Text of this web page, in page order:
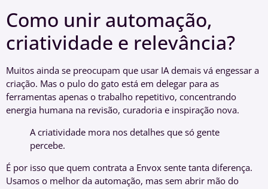
Como unir automação,
criatividade e relevância?
Muitos ainda se preocupam que usar IA demais vá engessar a
criação. Mas o pulo do gato está em delegar para as
ferramentas apenas o trabalho repetitivo, concentrando
energia humana na revisão, curadoria e inspiração nova.
A criatividade mora nos detalhes que só gente
percebe.
É por isso que quem contrata a Envox sente tanta diferença.
Usamos o melhor da automação, mas sem abrir mão do